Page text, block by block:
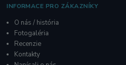
INFORMACE PRO ZÁKAZNÍKY
O nás / história
Fotogaléria
Recenzie
Kontakty